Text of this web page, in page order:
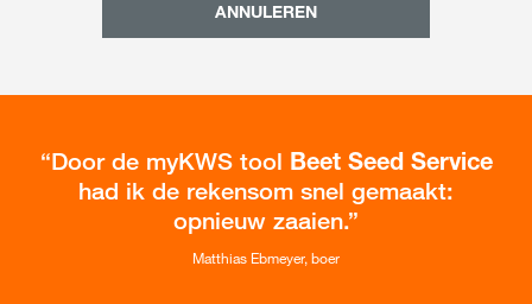
ANNULEREN
Door de myKWS tool Beet Seed Service
had ik de rekensom snel gemaakt:
opnieuw zaaien.
Matthias Ebmeyer, boer